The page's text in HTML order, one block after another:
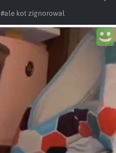
#ale kot zignorował